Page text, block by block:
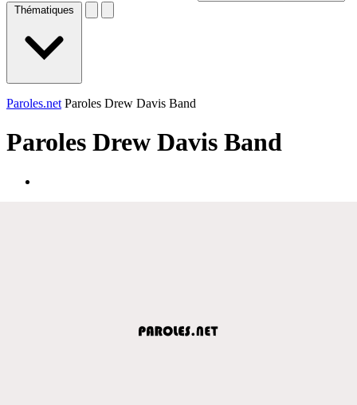
Thématiques
Paroles.net Paroles Drew Davis Band
Paroles Drew Davis Band